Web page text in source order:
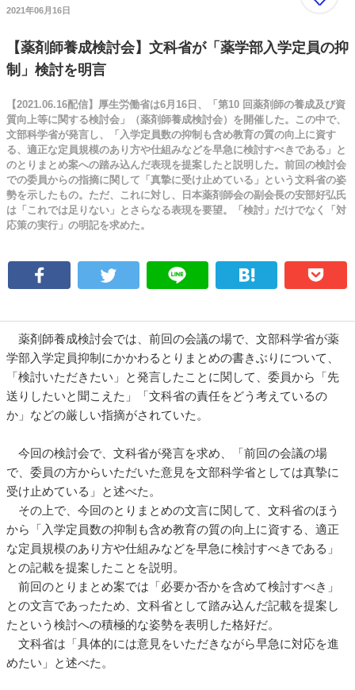
2021年06月16日
【薬剤師養成検討会】文科省が「薬学部入学定員の抑
制」検討を明言
【2021.06.16配信】厚生労働省は6月16日、「第10 回薬剤師の養成及び資
質向上等に関する検討会」（薬剤師養成検討会）を開催した。この中で、
文部科学省が発言し、「入学定員数の抑制も含め教育の質の向上に資す
る、適正な定員規模のあり方や仕組みなどを早急に検討すべきである」と
のとりまとめ案への踏み込んだ表現を提案したと説明した。前回の検討会
での委員からの指摘に関して「真摯に受け止めている」という文科省の姿
勢を示したもの。ただ、これに対し、日本薬剤師会の副会長の安部好弘氏
は「これでは足りない」とさらなる表現を要望。「検討」だけでなく「対
応策の実行」の明記を求めた。
薬剤師養成検討会では、前回の会議の場で、文部科学省が薬
学部入学定員抑制にかかわるとりまとめの書きぶりについて、
「検討いただきたい」と発言したことに関して、委員から「先
送りしたいと聞こえた」「文科省の責任をどう考えているの
か」などの厳しい指摘がされていた。
今回の検討会で、文科省が発言を求め、「前回の会議の場
で、委員の方からいただいた意見を文部科学省としては真摯に
受け止めている」と述べた。
その上で、今回のとりまとめの文言に関して、文科省のほう
から「入学定員数の抑制も含め教育の質の向上に資する、適正
な定員規模のあり方や仕組みなどを早急に検討すべきである」
との記載を提案したことを説明。
前回のとりまとめ案では「必要か否かを含めて検討すべき」
との文言であったため、文科省として踏み込んだ記載を提案し
たという検討への積極的な姿勢を表明した格好だ。
文科省は「具体的には意見をいただきながら早急に対応を進
めたい」と述べた。